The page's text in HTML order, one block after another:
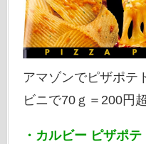
アマゾンでピザポテ
ビニで70ｇ＝200円超
・カルビー ピザポ